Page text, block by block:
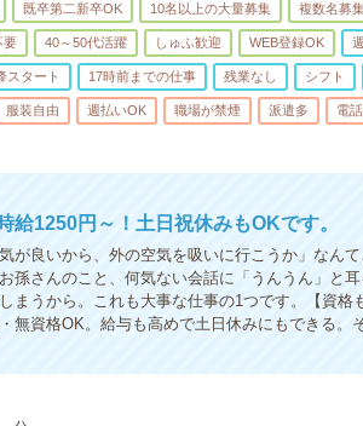
既卒第二新卒OK 10名以上の大量募集 複数名募
要 40～50代活躍 しゅふ歓迎 WEB登録OK
スタート 17時前までの仕事 残業なし シフト
服装自由 週払いOK 職場が禁煙 派遣多 電
1250円～！土日祝休みもOKです。
が良いから、外の空気を吸いに行こうか」なん
孫さんのこと、何気ない会話に「うんうん」と
まうから。これも大事な仕事の1つです。【資格
無資格OK。給与も高めで土日休みにもできる。